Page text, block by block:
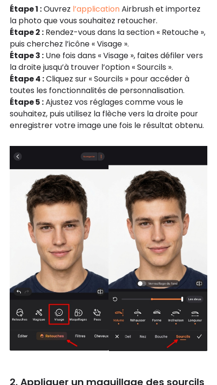
Étape 1 :Ouvrez l’applicationAirbrush et importez
la photo que vous souhaitez retoucher.
Étape 2 : Rendez-vous dans la section « Retouche »,
puis cherchez l’icône « Visage ».
Étape 3 : Une fois dans « Visage », faites défiler vers
la droite jusqu’à trouver l’option « Sourcils ».
Étape 4 :Cliquez sur « Sourcils » pour accéder à
toutes les fonctionnalités de personnalisation.
Étape 5 :Ajustez vos réglages comme vous le
souhaitez, puis utilisez la flèche vers la droite pour
enregistrer votre image une fois le résultat obtenu.
2. Appliquer un maquillage des sourcils